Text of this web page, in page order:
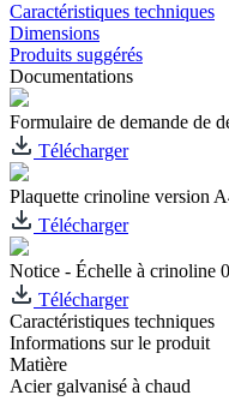
Caractéristiques techniques
Dimensions
Produits suggérés
Documentations
Formulaire de demande de
Télécharger
Plaquette crinoline version
Télécharger
Notice - Échelle à crinoline
Télécharger
Caractéristiques techniques
Informations sur le produit
Matière
Acier galvanisé à chaud